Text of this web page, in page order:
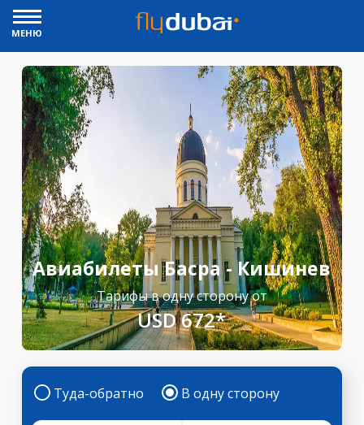
МЕНЮ
Авиабилеты Басра - Кишинев
Тарифы в одну сторону от
USD 672*
Туда-обратно В одну сторону